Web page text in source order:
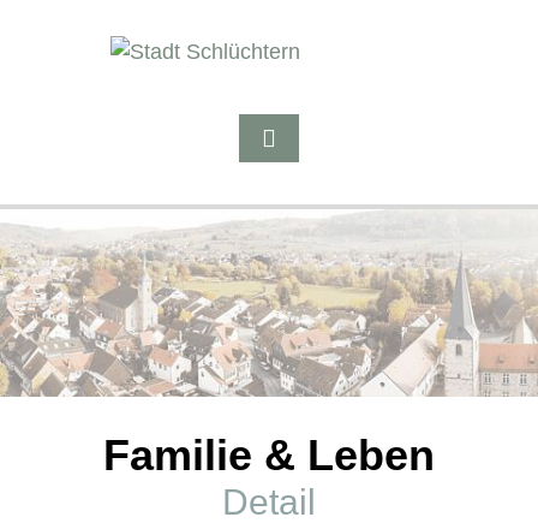
Familie & Leben
Detail